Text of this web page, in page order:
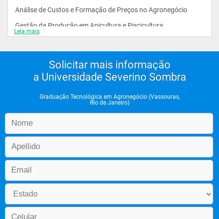
Análise de Custos e Formação de Preços no Agronegócio
Gestão da Produção em Apicultura e Piscicultura
Gestão Agroecológica de Pragas
Metodologia Científica
Gestão de Haras e Equinocultura
Práticas Gerenciais e de Negociação
Psicologia Organizacional
Edafologia e Fertilização do Solo
Planejamento e Elaboração de Projetos
Economia e Valoração Ambiental
Leia mais
Solicitar mais informação
a Universidade Severino Sombra
Graduação Tecnológica em Agronegócio (Vassouras,
Rio de Janeiro)